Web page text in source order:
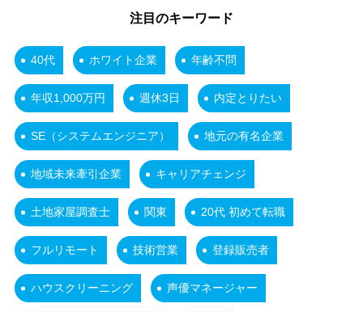
注目のキーワード
40代 ホワイト企業 年齢不問
年収1,000万円 週休3日 内定とりたい
SE（システムエンジニア） 地元の有名企業
地域未来牽引企業 キャリアチェンジ
土地家屋調査士 関東 20代 初めて転職
フルリモート 技術営業 登録販売者
ハウスクリーニング 声優マネージャー